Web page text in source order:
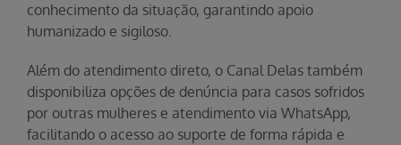
conhecimento da situação, garantindo apoio
humanizado e sigiloso.
Além do atendimento direto, o Canal Delas também
disponibiliza opções de denúncia para casos sofridos
por outras mulheres e atendimento via WhatsApp,
facilitando o acesso ao suporte de forma rápida e